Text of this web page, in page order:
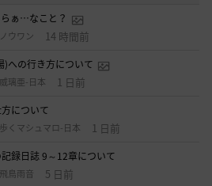
ぁ…なこと？
ノウワン 14 時間前
)への行き方について
威璃亜-日本 1 日前
について
歩くマシュマロ-日本 1 日前
録日誌 9～12章について
飛鳥雨音 5 日前